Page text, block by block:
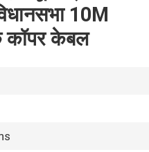
10M
केबल